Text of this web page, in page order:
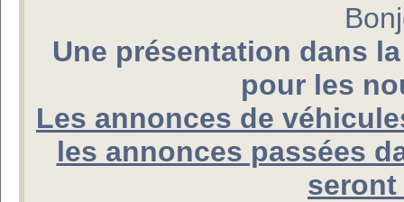
Une présentation dans
pour les
Les annonces de
les annonces passées
seront